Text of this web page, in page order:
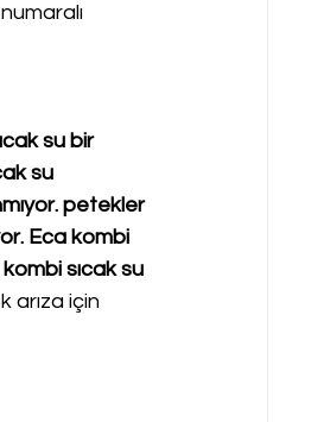
su bir
su
petekler
Eca kombi
kombi sıcak su
arıza için